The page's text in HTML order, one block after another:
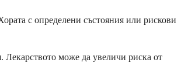
с определени състояния или рискови
Лекарството може да увеличи риска от